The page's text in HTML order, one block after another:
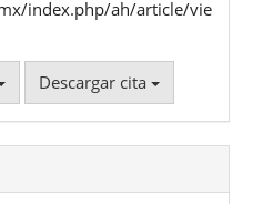
index.php/ah/article/vie
Descargar cita